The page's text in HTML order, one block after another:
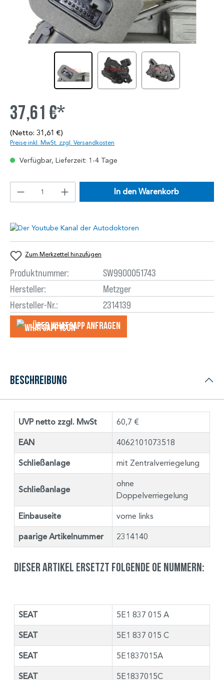
37,61 €*
(Netto: 31,61 €)
Preise inkl. MwSt. zzgl. Versandkosten
Verfügbar, Lieferzeit: 1-4 Tage
In den Warenkorb
Zum Merkzettel hinzufügen
Produktnummer:
SW9900051743
Hersteller:
Metzger
Hersteller-Nr.:
2314139
Über WhatsApp anfragеn
Beschreibung
UVP netto zzgl. MwSt 60,7 €
EAN 4062101073518
Schließanlage mit Zentralverriegelung
Schließanlage
ohne
Doppelverriegelung
Einbauseite vorne links
paarige Artikelnummer 2314140
Dieser Artikel ersetzt folgende OE Nummern:
SEAT 5E1 837 015 A
SEAT 5E1 837 015 C
SEAT 5E1837015A
SEAT 5E1837015C